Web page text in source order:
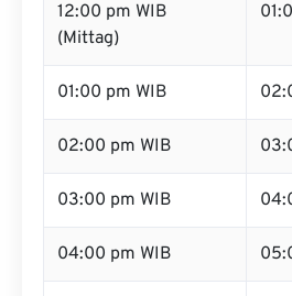
12:00 pm WIB
(Mittag)
01:00 pm WIB
02:00 pm WIB
03:00 pm WIB
04:00 pm WIB